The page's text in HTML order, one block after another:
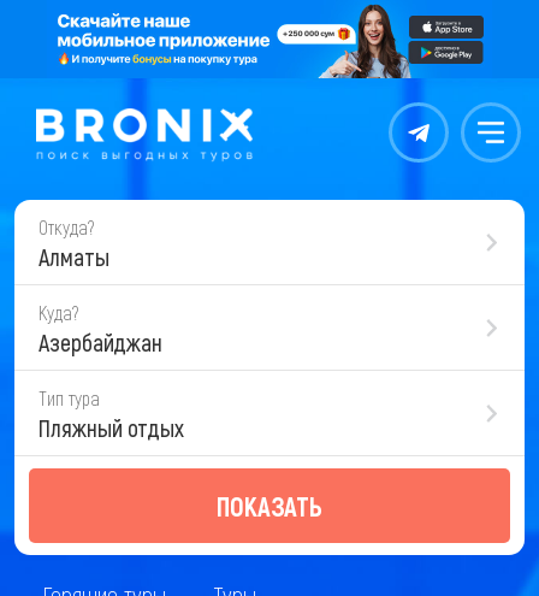
Контакты Меню
Откуда?
Алматы
Куда?
Азербайджан
Тип тура
Пляжный отдых
ПОКАЗАТЬ